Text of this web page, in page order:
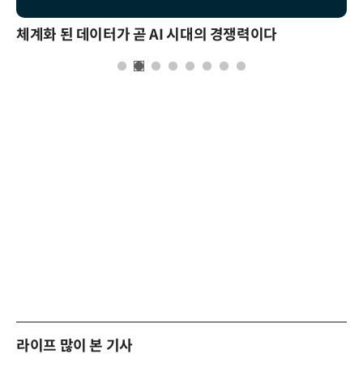
체계화 된 데이터가 곧 AI 시대의 경쟁력이다
라이프 많이 본 기사